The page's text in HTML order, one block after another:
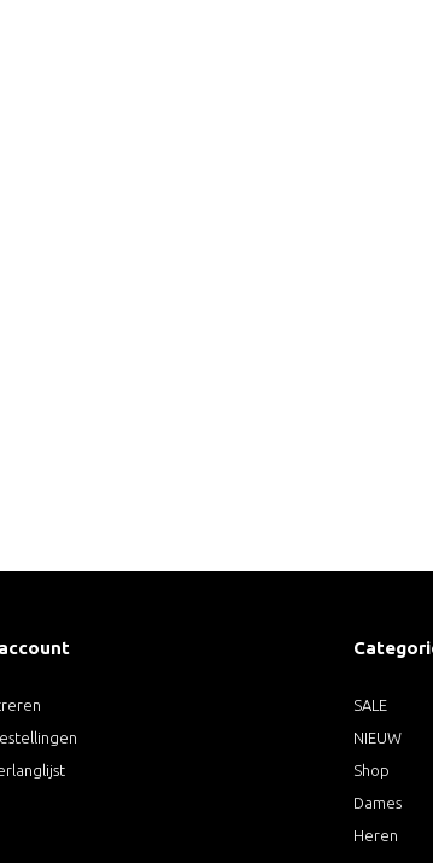
SALE
NIEUW
Shop
Dames
Heren